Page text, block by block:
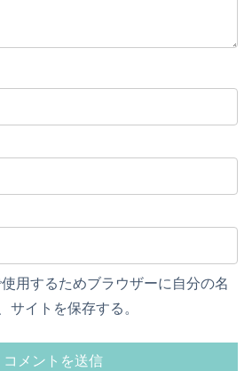
用するためブラウザーに自分の名
サイトを保存する。